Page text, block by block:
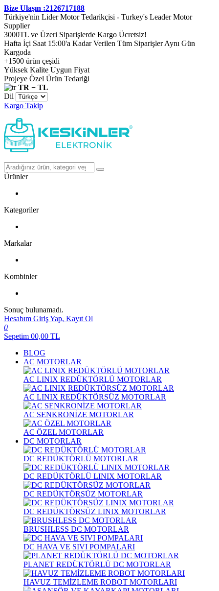
Bize Ulaşın :2126717188
Türkiye'nin Lider Motor Tedarikçisi - Turkey's Leader Motor
Supplier
3000TL ve Üzeri Siparişlerde Kargo Ücretsiz!
Hafta İçi Saat 15:00'a Kadar Verilen Tüm Siparişler Aynı Gün
Kargoda
+1500 ürün çeşidi
Yüksek Kalite Uygun Fiyat
Projeye Özel Ürün Tedariği
TR − TL
Dil
Kargo Takip
Ürünler
Kategoriler
Markalar
Kombinler
Sonuç bulunamadı.
Hesabım Giriş Yap, Kayıt Ol
0
Sepetim 00,00 TL
BLOG
AC MOTORLAR
AC LINIX REDÜKTÖRLÜ MOTORLAR
AC LINIX REDÜKTÖRSÜZ MOTORLAR
AC SENKRONİZE MOTORLAR
AC ÖZEL MOTORLAR
DC MOTORLAR
DC REDÜKTÖRLÜ MOTORLAR
DC REDÜKTÖRLÜ LINIX MOTORLAR
DC REDÜKTÖRSÜZ MOTORLAR
DC REDÜKTÖRSÜZ LINIX MOTORLAR
BRUSHLESS DC MOTORLAR
DC HAVA VE SIVI POMPALARI
PLANET REDÜKTÖRLÜ DC MOTORLAR
HAVUZ TEMİZLEME ROBOT MOTORLARI